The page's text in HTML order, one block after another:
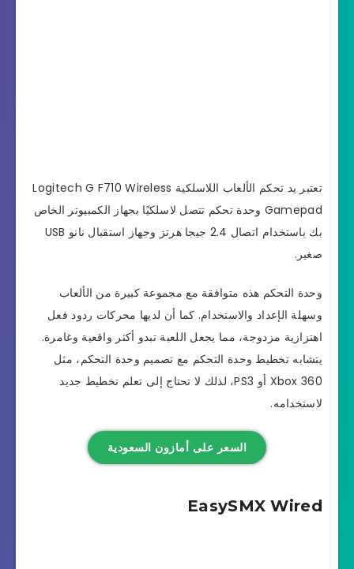
تعتبر يد تحكم الألعاب اللاسلكية Logitech G F710 Wireless
Gamepad وحدة تحكم تتصل لاسلكيًا بجهاز الكمبيوتر الخاص
بك باستخدام اتصال 2.4 جيجا هرتز وجهاز استقبال نانو USB
صغير.
وحدة التحكم هذه متوافقة مع مجموعة كبيرة من الألعاب
وسهلة الإعداد والاستخدام. كما أن لديها محركات ردود فعل
اهتزازية مزدوجة، مما يجعل اللعبة تبدو أكثر واقعية وغامرة.
يتشابه تخطيط وحدة التحكم مع تصميم وحدة التحكم، مثل
Xbox 360 أو PS3، لذلك لا تحتاج إلى تعلم تخطيط جديد
لاستخدامه.
السعر على أمازون السعودية
EasySMX Wired